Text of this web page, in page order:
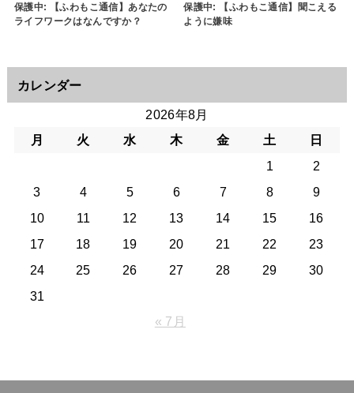
保護中: 【ふわもこ通信】あなたの
ライフワークはなんですか？
保護中: 【ふわもこ通信】聞こえる
ように嫌味
カレンダー
2026年8月
月
火 水 木 金 土
日
1
2
3
4 5 6 7 8
9
10
11 12 13 14 15
16
17
18 19 20 21 22
23
24
25 26 27 28 29
30
31
« 7月